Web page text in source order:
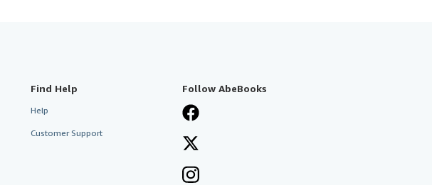
Find Help
Help
Customer Support
Follow AbeBooks